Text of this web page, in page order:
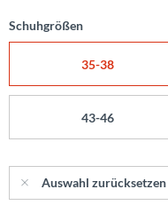
Schuhgrößen
35-38
43-46
Auswahl zurücksetzen